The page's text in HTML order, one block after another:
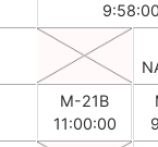
M-21B
11:00:00